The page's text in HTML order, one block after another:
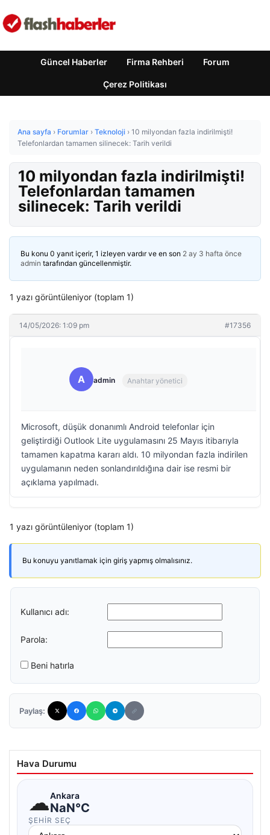
Güncel Haberler Firma Rehberi Forum
Çerez Politikası
Ana sayfa › Forumlar › Teknoloji › 10 milyondan fazla indirilmişti!
Telefonlardan tamamen silinecek: Tarih verildi
10 milyondan fazla indirilmişti!
Telefonlardan tamamen
silinecek: Tarih verildi
Bu konu 0 yanıt içerir, 1 izleyen vardır ve en son 2 ay 3 hafta önce
admin tarafından güncellenmiştir.
1 yazı görüntüleniyor (toplam 1)
14/05/2026: 1:09 pm #17356
A admin Anahtar yönetici
Microsoft, düşük donanımlı Android telefonlar için
geliştirdiği Outlook Lite uygulamasını 25 Mayıs itibarıyla
tamamen kapatma kararı aldı. 10 milyondan fazla indirilen
uygulamanın neden sonlandırıldığına dair ise resmi bir
açıklama yapılmadı.
1 yazı görüntüleniyor (toplam 1)
Bu konuyu yanıtlamak için giriş yapmış olmalısınız.
Kullanıcı adı:
Parola:
Beni hatırla
Paylaş:
Hava Durumu
☁Ankara
NaN°C
ŞEHIR SEÇ